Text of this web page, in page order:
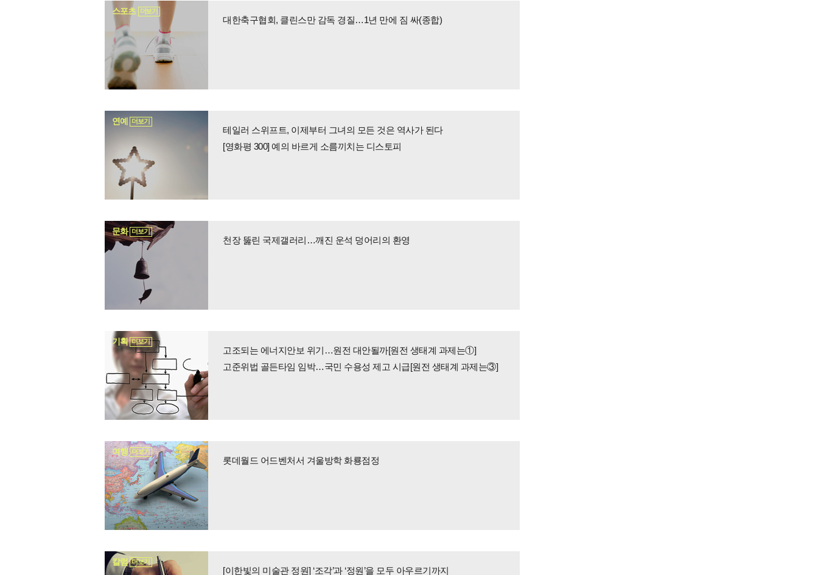
스포츠 더보기
대한축구협회, 클린스만 감독 경질…1년 만에 짐 싸(종합)
연예 더보기
테일러 스위프트, 이제부터 그녀의 모든 것은 역사가 된다
[영화평 300] 예의 바르게 소름끼치는 디스토피
문화 더보기
천장 뚫린 국제갤러리…깨진 운석 덩어리의 환영
기획 더보기
고조되는 에너지안보 위기…원전 대안될까[원전 생태계 과제는①]
고준위법 골든타임 임박…국민 수용성 제고 시급[원전 생태계 과제는③]
여행 더보기
롯데월드 어드벤처서 겨울방학 화룡점정
칼럼 더보기
[이한빛의 미술관 정원] ‘조각’과 ‘정원’을 모두 아우르기까지